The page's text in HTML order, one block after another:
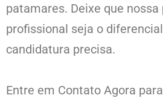
patamares. Deixe que
profissional seja o
candidatura precisa.
Entre em Contato Agora